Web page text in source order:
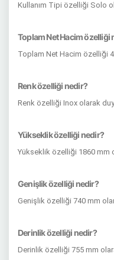
Kullanım Tipi özelliği Solo
Toplam Net Hacim özelliği
Toplam Net Hacim özelliği
Renk özelliği nedir?
Renk özelliği Inox olarak
Yükseklik özelliği nedir?
Yükseklik özelliği 1860 mm
Genişlik özelliği nedir?
Genişlik özelliği 740 mm
Derinlik özelliği nedir?
Derinlik özelliği 755 mm